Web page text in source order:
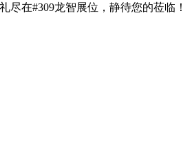
尽在#309龙智展位，静待您的莅临！